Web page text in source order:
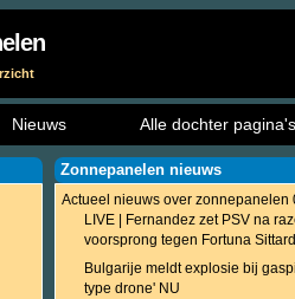
Nieuws Alle dochter pagina's
Zonnepanelen nieuws
Actueel nieuws over zonnepanelen
LIVE | Fernandez zet PSV na
voorsprong tegen Fortuna
Bulgarije meldt explosie bij
type drone' NU